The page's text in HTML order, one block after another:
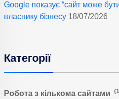
Google показує “сайт може
власнику бізнесу 18/07/2026
Категорії
Робота з кількома сайтами